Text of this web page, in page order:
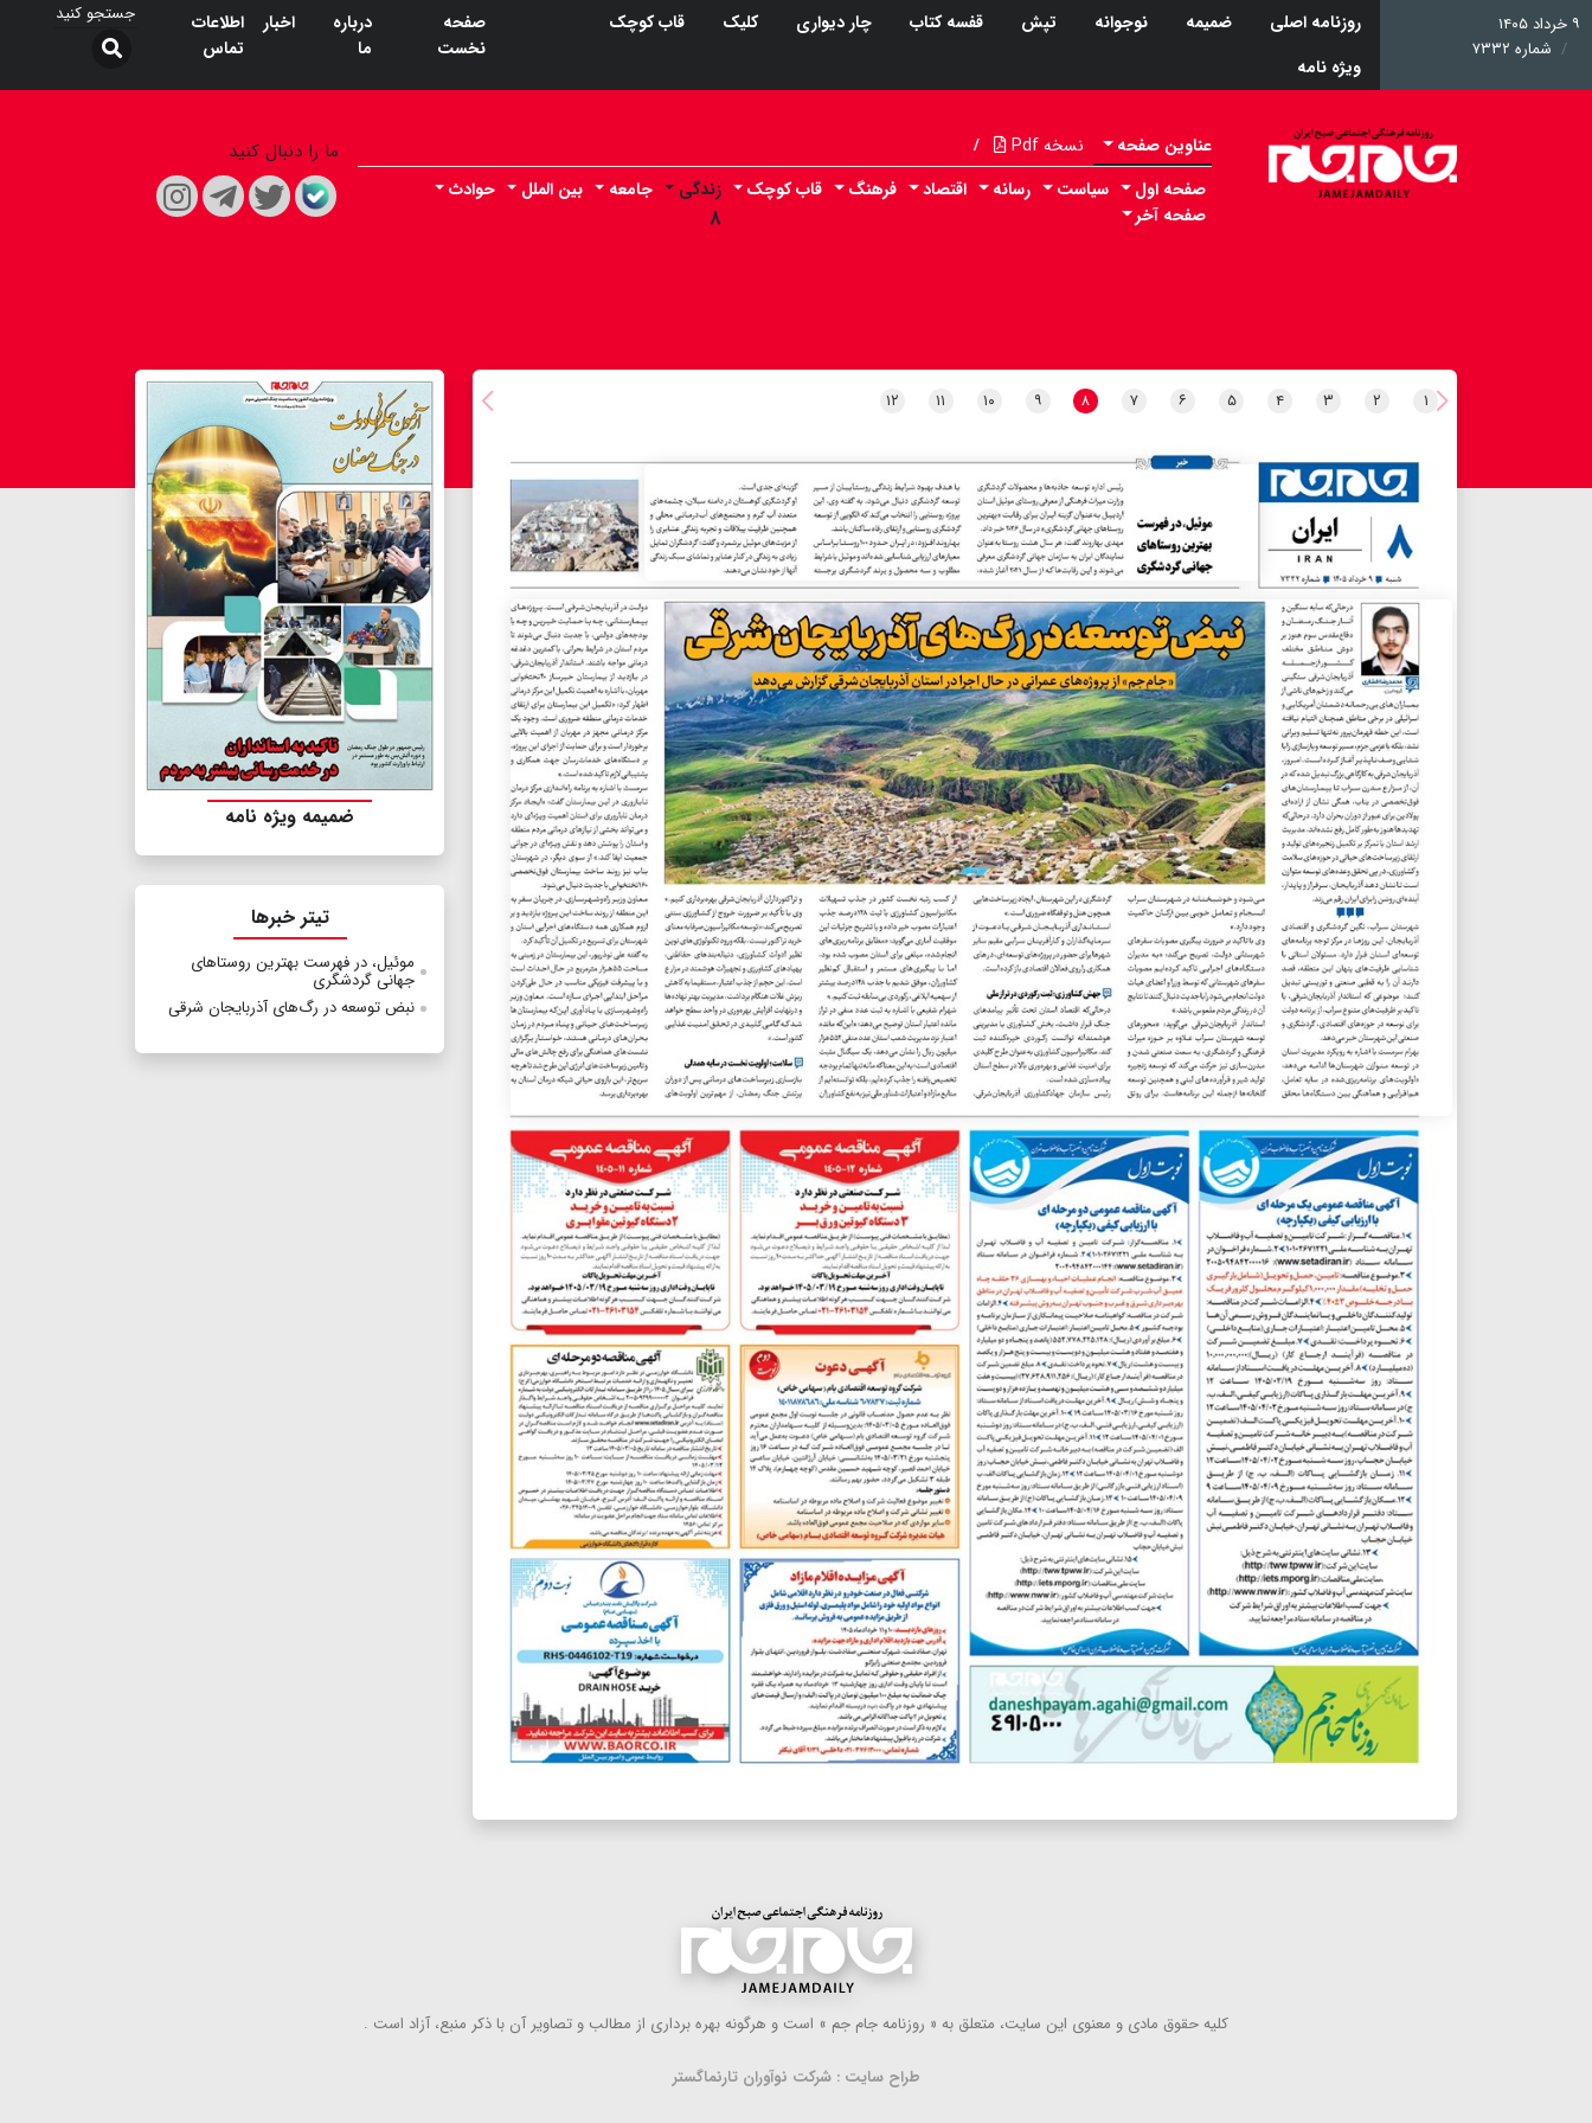
۹ خرداد ۱۴۰۵
شماره ۷۳۳۲
روزنامه اصلی ضمیمه نوجوانه تپش قفسه کتاب چار دیواری کلیک
قاب کوچک
ویژه نامه
صفحه
نخست
درباره
ما
اخبار
اطلاعات
تماس
عناوین صفحه نسخه Pdf /
صفحه اول سیاست رسانه اقتصاد فرهنگ قاب کوچک زندگی
۸
جامعه بین الملل
حوادث
صفحه آخر
ما را دنبال کنید
۱ ۲ ۳ ۴ ۵ ۶ ۷ ۸ ۹ ۱۰ ۱۱ ۱۲
ضمیمه ویژه نامه
تیتر خبرها
موئیل، در فهرست بهترین روستاهای
جهانی گردشگری
نبض توسعه در رگ‌های آذربایجان شرقی
كلیه حقوق مادی و معنوی این سایت، متعلق به « روزنامه جام جم » است و هرگونه بهره ‌برداری از مطالب و تصاویر آن با ذكر منبع، آزاد است .
طراح سایت : شرکت نوآوران تارنماگستر